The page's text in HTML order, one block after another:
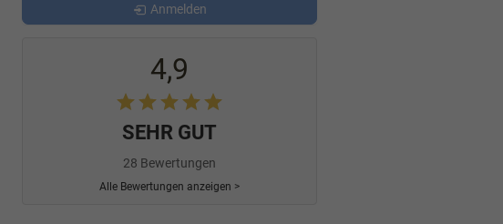
Anmelden
4,9
SEHR GUT
28 Bewertungen
Alle Bewertungen anzeigen >